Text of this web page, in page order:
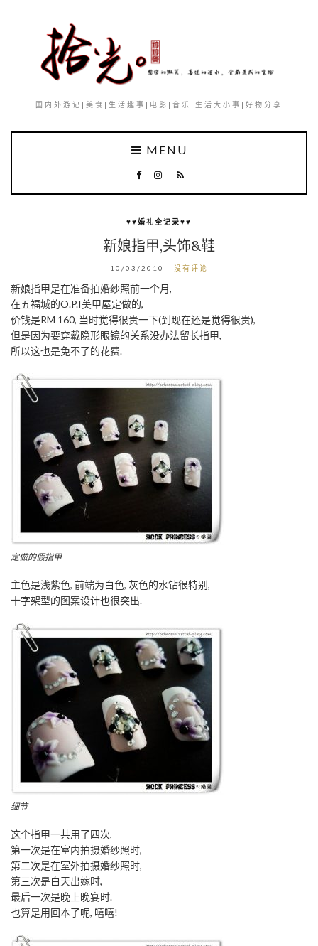
国内外游记|美食|生活趣事|电影|音乐|生活大小事|好物分享
MENU
♥♥婚礼全记录♥♥
新娘指甲,头饰&鞋
10/03/2010 没有评论
新娘指甲是在准备拍婚纱照前一个月,
在五福城的O.P.I美甲屋定做的,
价钱是RM 160, 当时觉得很贵一下(到现在还是觉得很贵),
但是因为要穿戴隐形眼镜的关系没办法留长指甲,
所以这也是免不了的花费.
定做的假指甲
主色是浅紫色, 前端为白色, 灰色的水钻很特别,
十字架型的图案设计也很突出.
细节
这个指甲一共用了四次,
第一次是在室内拍摄婚纱照时,
第二次是在室外拍摄婚纱照时,
第三次是白天出嫁时,
最后一次是晚上晚宴时.
也算是用回本了呢, 嘻嘻!